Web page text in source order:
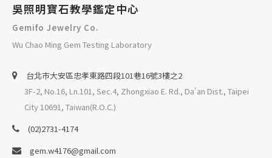
吳照明寶石教學鑑定中心
Gemifo Jewelry Co.
Wu Chao Ming Gem Testing Laboratory
台北巿大安區忠孝東路四段101巷16號3樓之2
3F-2, No.16, Ln.101, Sec.4, Zhongxiao E. Rd., Da'an Dist., Taipei
City 10691, Taiwan(R.O.C.)
(02)2731-4174
gem.w4176@gmail.com